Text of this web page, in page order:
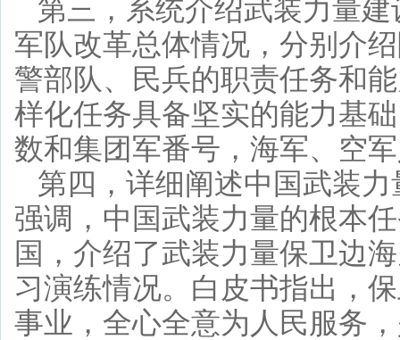
第三，系统介绍武装力量
军队改革总体情况，分别介
警部队、民兵的职责任务和
样化任务具备坚实的能力基
数和集团军番号，海军、空
第四，详细阐述中国武装
强调，中国武装力量的根本
国，介绍了武装力量保卫边
习演练情况。白皮书指出，
事业，全心全意为人民服务